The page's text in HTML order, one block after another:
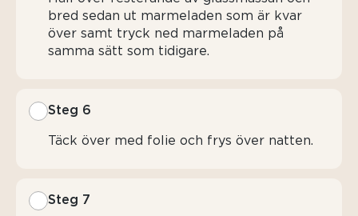
bred sedan ut marmeladen som är kvar
över samt tryck ned marmeladen på
samma sätt som tidigare.
Steg 6
Täck över med folie och frys över natten.
Steg 7